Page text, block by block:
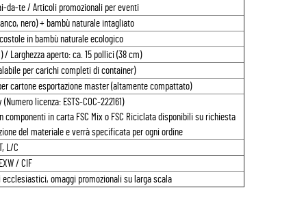
da-te / Articoli promozionali per eventi
nero) + bambù naturale intagliato
in bambù naturale ecologico
/ Larghezza aperto: ca. 15 pollici (38 cm)
per carichi completi di container)
cartone esportazione master (altamente compattato)
licenza: ESTS-COC-222161)
in carta FSC Mix o FSC Riciclata disponibili su richiesta
del materiale e verrà specificata per ogni ordine
L/C
/ CIF
omaggi promozionali su larga scala